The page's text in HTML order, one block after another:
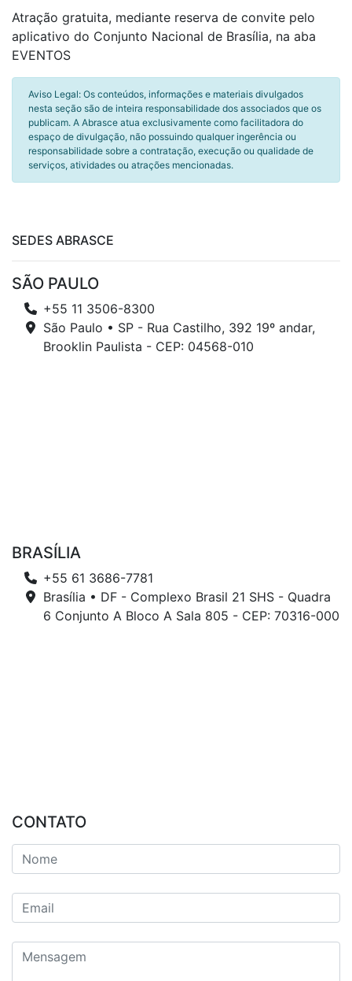
Atração gratuita, mediante reserva de convite pelo
aplicativo do Conjunto Nacional de Brasília, na aba
EVENTOS
Aviso Legal: Os conteúdos, informações e materiais divulgados
nesta seção são de inteira responsabilidade dos associados que os
publicam. A Abrasce atua exclusivamente como facilitadora do
espaço de divulgação, não possuindo qualquer ingerência ou
responsabilidade sobre a contratação, execução ou qualidade de
serviços, atividades ou atrações mencionadas.
SEDES ABRASCE
SÃO PAULO
+55 11 3506-8300
São Paulo • SP - Rua Castilho, 392 19º andar,
Brooklin Paulista - CEP: 04568-010
BRASÍLIA
+55 61 3686-7781
Brasília • DF - Complexo Brasil 21 SHS - Quadra
6 Conjunto A Bloco A Sala 805 - CEP: 70316-000
CONTATO